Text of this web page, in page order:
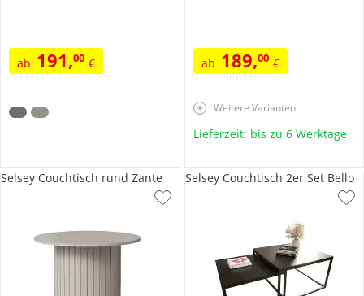
ab 191,00 € ab 189,00 €
Weitere Varianten
Lieferzeit: bis zu 6 Werktage
Selsey Couchtisch rund Zante Selsey Couchtisch 2er Set Bello